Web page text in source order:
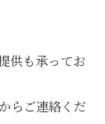
供も承ってお
らご連絡くだ